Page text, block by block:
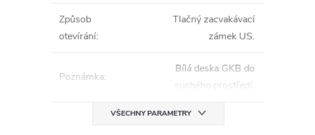
Způsob
otevírání:
Tlačný zacvakávací
zámek US.
Poznámka:
Bílá deska GKB do
suchého prostředí.
VŠECHNY PARAMETRY